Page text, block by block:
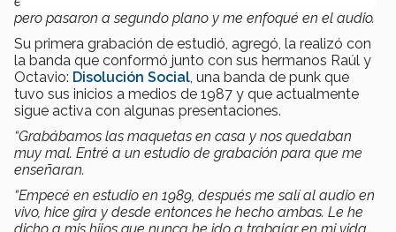
pero pasaron a segundo plano y me enfoqué en el audio.
Su primera grabación de estudió, agregó, la realizó con
la banda que conformó junto con sus hermanos Raúl y
Octavio: Disolución Social, una banda de punk que
tuvo sus inicios a medios de 1987 y que actualmente
sigue activa con algunas presentaciones.
“Grabábamos las maquetas en casa y nos quedaban
muy mal. Entré a un estudio de grabación para que me
enseñaran.
“Empecé en estudio en 1989, después me salí al audio en
vivo, hice gira y desde entonces he hecho ambas. Le he